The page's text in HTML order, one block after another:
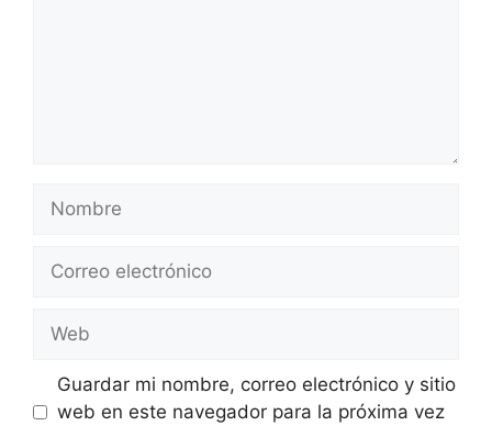
Nombre
Correo
Web
Guardar mi nombre, correo electrónico y sitio
web en este navegador para la próxima vez